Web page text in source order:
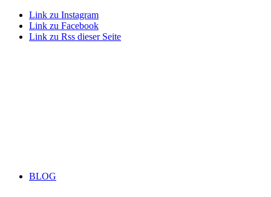
Link zu Instagram
Link zu Facebook
Link zu Rss dieser Seite
BLOG